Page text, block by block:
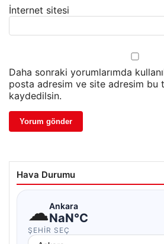
İnternet sitesi
Daha sonraki yorumlarımda
posta adresim ve site adresim bu
kaydedilsin.
Hava Durumu
☁Ankara
NaN°C
ŞEHIR SEÇ